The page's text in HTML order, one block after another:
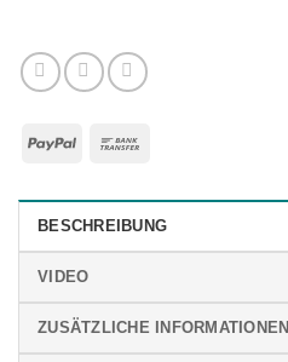
PayPal
BESCHREIBUNG
VIDEO
ZUSÄTZLICHE INFORMATIONEN